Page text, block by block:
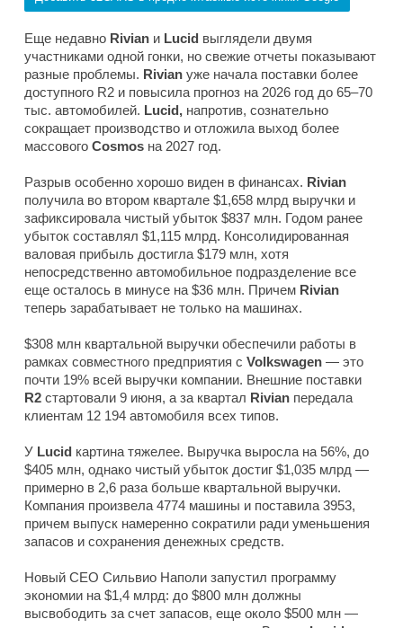
Еще недавно Rivian и Lucid выглядели двумя
участниками одной гонки, но свежие отчеты показывают
разные проблемы. Rivian уже начала поставки более
доступного R2 и повысила прогноз на 2026 год до 65–70
тыс. автомобилей. Lucid, напротив, сознательно
сокращает производство и отложила выход более
массового Cosmos на 2027 год.
Разрыв особенно хорошо виден в финансах. Rivian
получила во втором квартале $1,658 млрд выручки и
зафиксировала чистый убыток $837 млн. Годом ранее
убыток составлял $1,115 млрд. Консолидированная
валовая прибыль достигла $179 млн, хотя
непосредственно автомобильное подразделение все
еще осталось в минусе на $36 млн. Причем Rivian
теперь зарабатывает не только на машинах.
$308 млн квартальной выручки обеспечили работы в
рамках совместного предприятия с Volkswagen — это
почти 19% всей выручки компании. Внешние поставки
R2 стартовали 9 июня, а за квартал Rivian передала
клиентам 12 194 автомобиля всех типов.
У Lucid картина тяжелее. Выручка выросла на 56%, до
$405 млн, однако чистый убыток достиг $1,035 млрд —
примерно в 2,6 раза больше квартальной выручки.
Компания произвела 4774 машины и поставила 3953,
причем выпуск намеренно сократили ради уменьшения
запасов и сохранения денежных средств.
Новый CEO Сильвио Наполи запустил программу
экономии на $1,4 млрд: до $800 млн должны
высвободить за счет запасов, еще около $500 млн —